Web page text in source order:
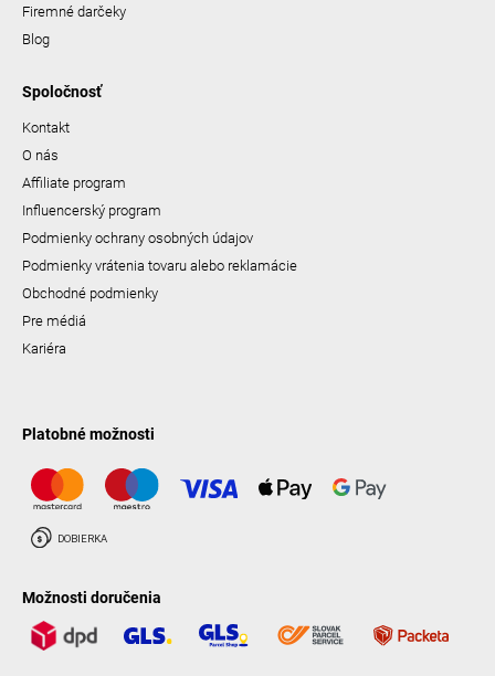
Firemné darčeky
Blog
Spoločnosť
Kontakt
O nás
Affiliate program
Influencerský program
Podmienky ochrany osobných údajov
Podmienky vrátenia tovaru alebo reklamácie
Obchodné podmienky
Pre médiá
Kariéra
Platobné možnosti
Možnosti doručenia